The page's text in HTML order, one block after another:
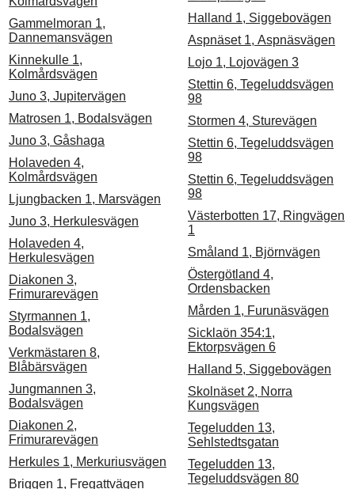
Gammelmoran 1,
Dannemansvägen
Kinnekulle 1,
Kolmårdsvägen
Juno 3, Jupitervägen
Matrosen 1, Bodalsvägen
Juno 3, Gåshaga
Holaveden 4,
Kolmårdsvägen
Ljungbacken 1, Marsvägen
Juno 3, Herkulesvägen
Holaveden 4,
Herkulesvägen
Diakonen 3,
Frimurarevägen
Styrmannen 1,
Bodalsvägen
Verkmästaren 8,
Blåbärsvägen
Jungmannen 3,
Bodalsvägen
Diakonen 2,
Frimurarevägen
Herkules 1, Merkuriusvägen
Briggen 1, Fregattvägen
Halland 1, Siggebovägen
Aspnäset 1, Aspnäsvägen
Lojo 1, Lojovägen 3
Stettin 6, Tegeluddsvägen
98
Stormen 4, Sturevägen
Stettin 6, Tegeluddsvägen
98
Stettin 6, Tegeluddsvägen
98
Västerbotten 17, Ringvägen
1
Småland 1, Björnvägen
Östergötland 4,
Ordensbacken
Mården 1, Furunäsvägen
Sicklaön 354:1,
Ektorpsvägen 6
Halland 5, Siggebovägen
Skolnäset 2, Norra
Kungsvägen
Tegeludden 13,
Sehlstedtsgatan
Tegeludden 13,
Tegeluddsvägen 80